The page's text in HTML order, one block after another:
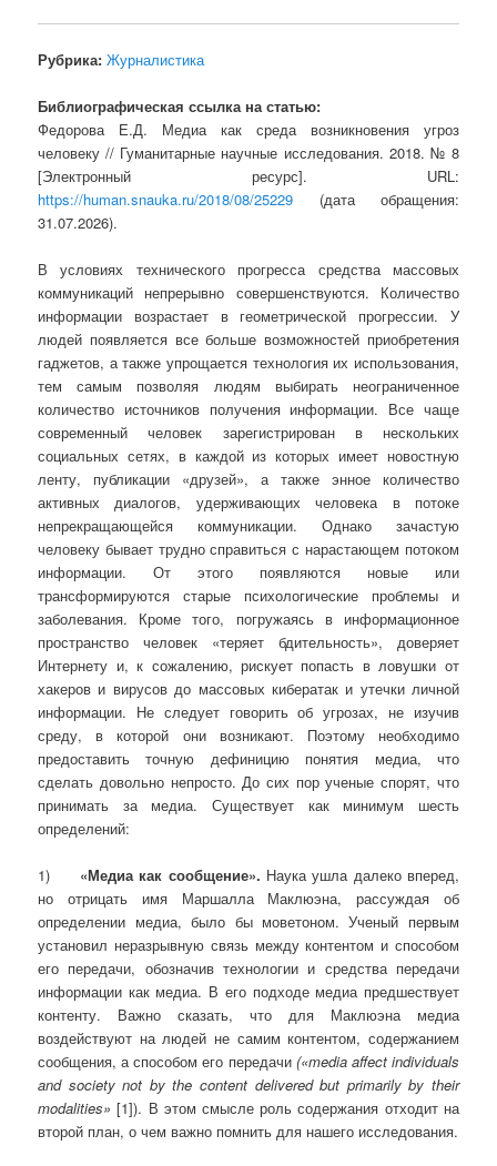
Рубрика: Журналистика
Библиографическая ссылка на статью:
Федорова Е.Д. Медиа как среда возникновения угроз
человеку // Гуманитарные научные исследования. 2018. № 8
[Электронный ресурс]. URL:
https://human.snauka.ru/2018/08/25229 (дата обращения:
31.07.2026).
В условиях технического прогресса средства массовых
коммуникаций непрерывно совершенствуются. Количество
информации возрастает в геометрической прогрессии. У
людей появляется все больше возможностей приобретения
гаджетов, а также упрощается технология их использования,
тем самым позволяя людям выбирать неограниченное
количество источников получения информации. Все чаще
современный человек зарегистрирован в нескольких
социальных сетях, в каждой из которых имеет новостную
ленту, публикации «друзей», а также энное количество
активных диалогов, удерживающих человека в потоке
непрекращающейся коммуникации. Однако зачастую
человеку бывает трудно справиться с нарастающем потоком
информации. От этого появляются новые или
трансформируются старые психологические проблемы и
заболевания. Кроме того, погружаясь в информационное
пространство человек «теряет бдительность», доверяет
Интернету и, к сожалению, рискует попасть в ловушки от
хакеров и вирусов до массовых кибератак и утечки личной
информации. Не следует говорить об угрозах, не изучив
среду, в которой они возникают. Поэтому необходимо
предоставить точную дефиницию понятия медиа, что
сделать довольно непросто. До сих пор ученые спорят, что
принимать за медиа. Существует как минимум шесть
определений:
1) «Медиа как сообщение». Наука ушла далеко вперед,
но отрицать имя Маршалла Маклюэна, рассуждая об
определении медиа, было бы моветоном. Ученый первым
установил неразрывную связь между контентом и способом
его передачи, обозначив технологии и средства передачи
информации как медиа. В его подходе медиа предшествует
контенту. Важно сказать, что для Маклюэна медиа
воздействуют на людей не самим контентом, содержанием
сообщения, а способом его передачи («media affect individuals
and society not by the content delivered but primarily by their
modalities»[1]). В этом смысле роль содержания отходит на
второй план, о чем важно помнить для нашего исследования.